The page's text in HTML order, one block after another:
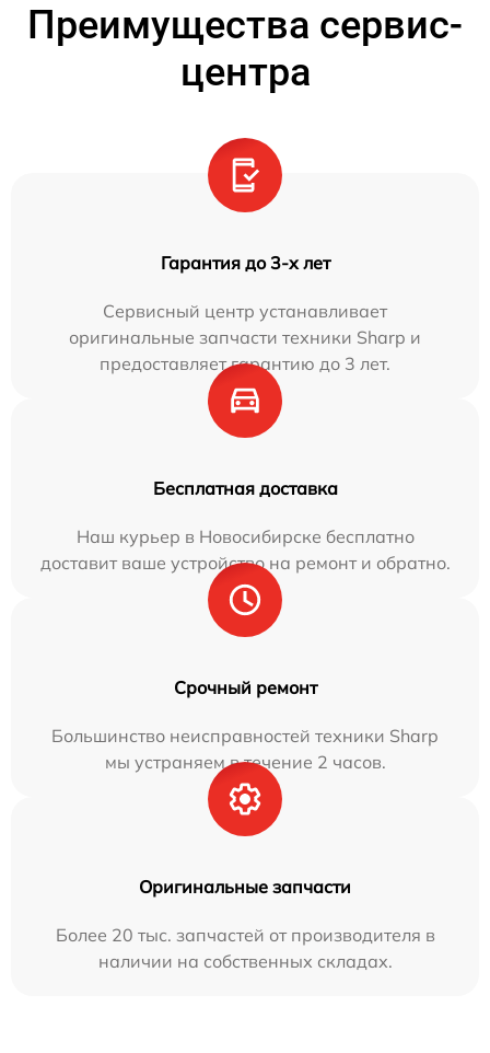
Преимущества сервис-
центра
Гарантия до 3-х лет
Сервисный центр устанавливает
оригинальные запчасти техники Sharp и
предоставляет гарантию до 3 лет.
Бесплатная доставка
Наш курьер в Новосибирске бесплатно
доставит ваше устройство на ремонт и обратно.
Срочный ремонт
Большинство неисправностей техники Sharp
мы устраняем в течение 2 часов.
Оригинальные запчасти
Более 20 тыс. запчастей от производителя в
наличии на собственных складах.